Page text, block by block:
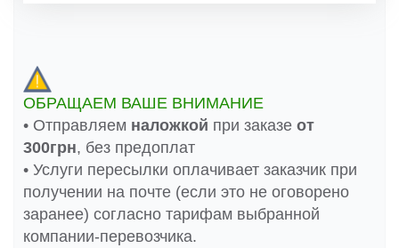
ОБРАЩАЕМ ВАШЕ ВНИМАНИЕ
• Отправляем наложкой при заказе от
300грн, без предоплат
• Услуги пересылки оплачивает заказчик при
получении на почте (если это не оговорено
заранее) согласно тарифам выбранной
компании-перевозчика.